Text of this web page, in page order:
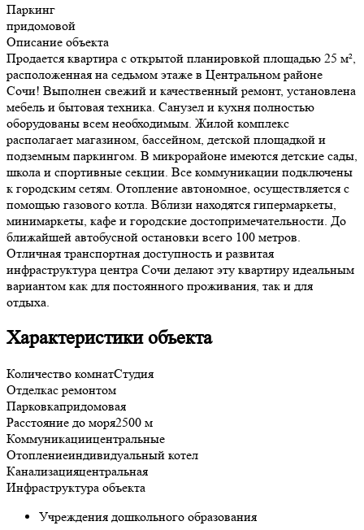
Паркинг
придомовой
Описание объекта
Продается квартира с открытой планировкой площадью 25 м²,
расположенная на седьмом этаже в Центральном районе
Сочи! Выполнен свежий и качественный ремонт, установлена
мебель и бытовая техника. Санузел и кухня полностью
оборудованы всем необходимым. Жилой комплекс
располагает магазином, бассейном, детской площадкой и
подземным паркингом. В микрорайоне имеются детские сады,
школа и спортивные секции. Все коммуникации подключены
к городским сетям. Отопление автономное, осуществляется с
помощью газового котла. Вблизи находятся гипермаркеты,
минимаркеты, кафе и городские достопримечательности. До
ближайшей автобусной остановки всего 100 метров.
Отличная транспортная доступность и развитая
инфраструктура центра Сочи делают эту квартиру идеальным
вариантом как для постоянного проживания, так и для
отдыха.
Характеристики объекта
Количество комнатСтудия
Отделкас ремонтом
Парковкапридомовая
Расстояние до моря2500 м
Коммуникациицентральные
Отоплениеиндивидуальный котел
Канализацияцентральная
Инфраструктура объекта
Учреждения дошкольного образования